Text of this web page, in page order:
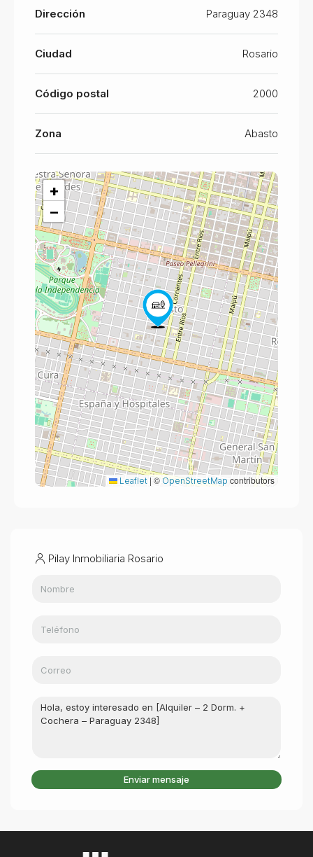
Dirección Paraguay 2348
Ciudad Rosario
Código postal 2000
Zona Abasto
+
−
Leaflet |©OpenStreetMap contributors
Pilay Inmobiliaria Rosario
Enviar mensaje